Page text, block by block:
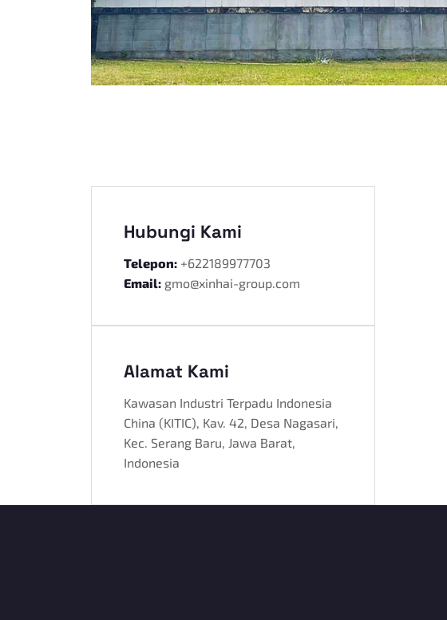
Hubungi Kami
Telepon: +622189977703
Email: gmo@xinhai-group.com
Alamat Kami
Kawasan Industri Terpadu Indonesia
China (KITIC), Kav. 42, Desa Nagasari,
Kec. Serang Baru, Jawa Barat,
Indonesia